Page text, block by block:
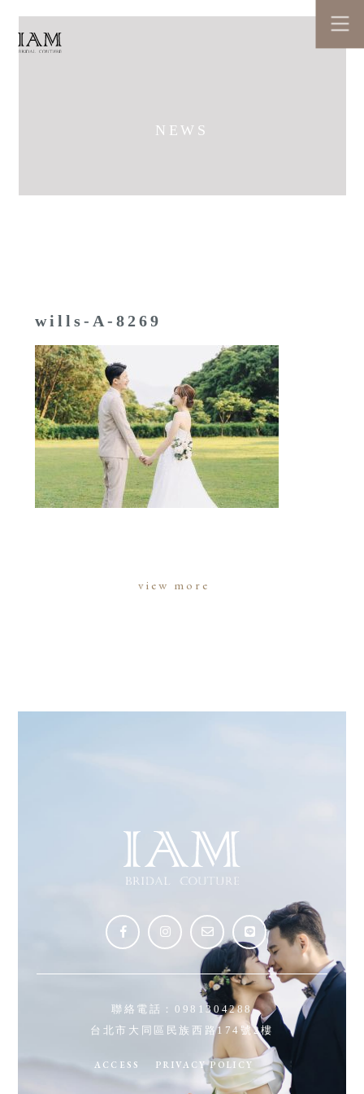
NEWS
wills-A-8269
view more
聯絡電話： 0981304288
台北市大同區民族西路174號2樓
ACCESS PRIVACY POLICY